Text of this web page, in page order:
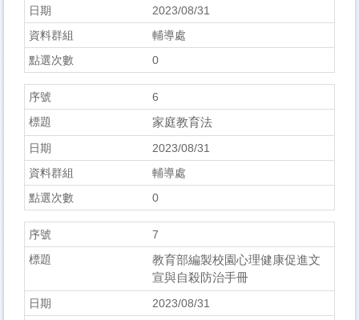
2023/08/31
輔導處
0
6
家庭教育法
2023/08/31
輔導處
0
7
教育部編製校園心理健康促進文
宣與自殺防治手冊
2023/08/31